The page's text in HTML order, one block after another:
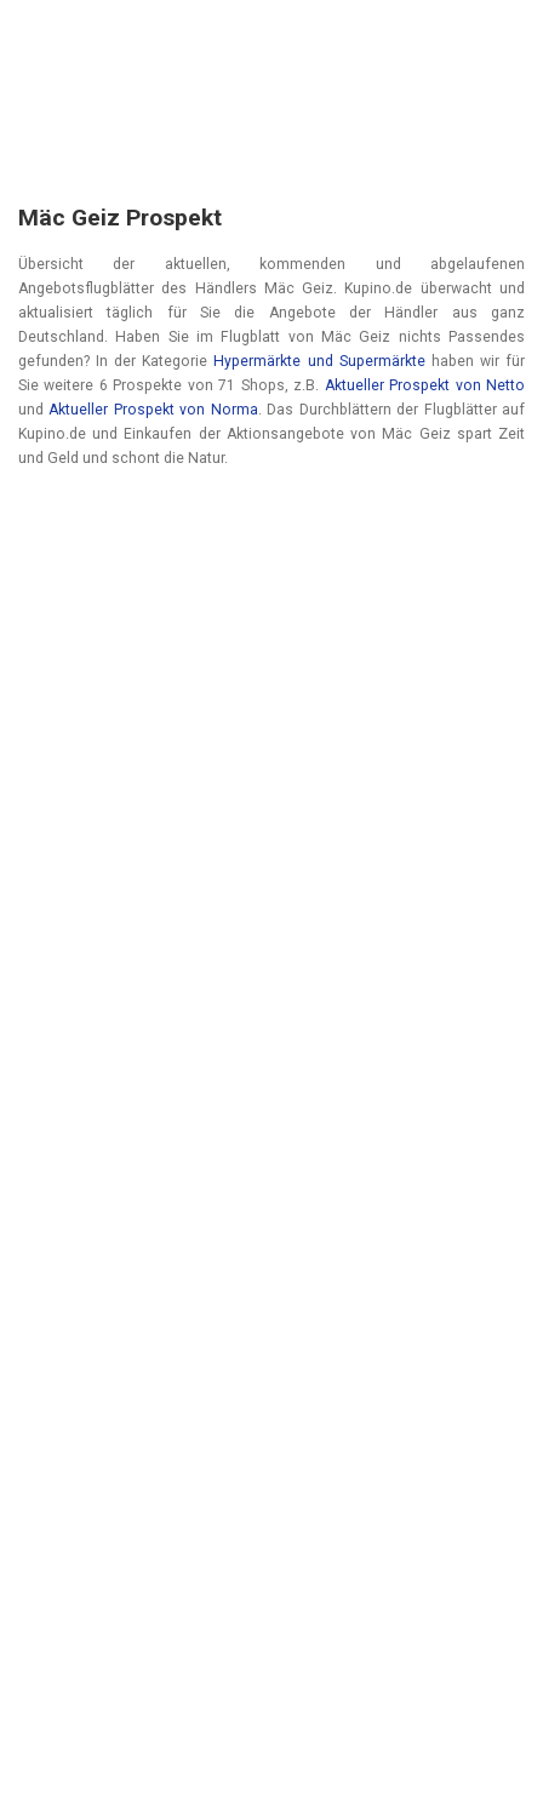
Mäc Geiz Prospekt
Übersicht der aktuellen, kommenden und abgelaufenen
Angebotsflugblätter des Händlers Mäc Geiz. Kupino.de überwacht und
aktualisiert täglich für Sie die Angebote der Händler aus ganz
Deutschland. Haben Sie im Flugblatt von Mäc Geiz nichts Passendes
gefunden? In der Kategorie Hypermärkte und Supermärktehaben wir für
Sie weitere 6 Prospekte von 71 Shops, z.B. Aktueller Prospekt von Netto
undAktueller Prospekt von Norma. Das Durchblättern der Flugblätter auf
Kupino.de und Einkaufen der Aktionsangebote von Mäc Geiz spart Zeit
und Geld und schont die Natur.